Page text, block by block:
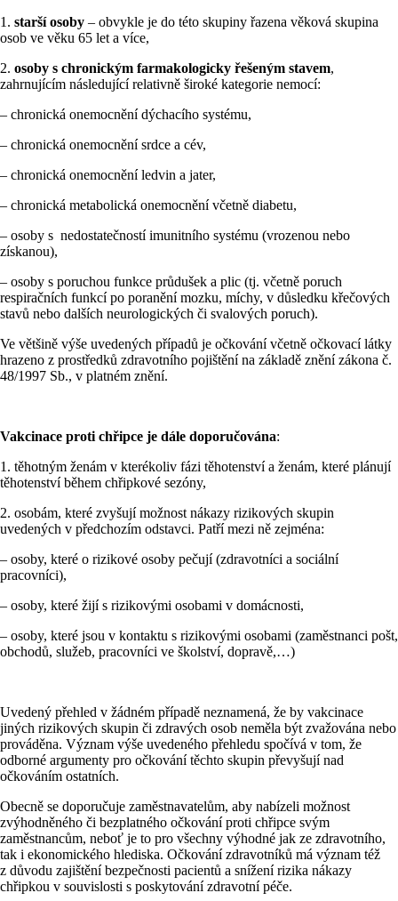
1. starší osoby – obvykle je do této skupiny řazena věková skupina
osob ve věku 65 let a více,
2. osoby s chronickým farmakologicky řešeným stavem,
zahrnujícím následující relativně široké kategorie nemocí:
– chronická onemocnění dýchacího systému,
– chronická onemocnění srdce a cév,
– chronická onemocnění ledvin a jater,
– chronická metabolická onemocnění včetně diabetu,
– osoby s nedostatečností imunitního systému (vrozenou nebo
získanou),
– osoby s poruchou funkce průdušek a plic (tj. včetně poruch
respiračních funkcí po poranění mozku, míchy, v důsledku křečových
stavů nebo dalších neurologických či svalových poruch).
Ve většině výše uvedených případů je očkování včetně očkovací látky
hrazeno z prostředků zdravotního pojištění na základě znění zákona č.
48/1997 Sb., v platném znění.
Vakcinace proti chřipce je dále doporučována:
1. těhotným ženám v kterékoliv fázi těhotenství a ženám, které plánují
těhotenství během chřipkové sezóny,
2. osobám, které zvyšují možnost nákazy rizikových skupin
uvedených v předchozím odstavci. Patří mezi ně zejména:
– osoby, které o rizikové osoby pečují (zdravotníci a sociální
pracovníci),
– osoby, které žijí s rizikovými osobami v domácnosti,
– osoby, které jsou v kontaktu s rizikovými osobami (zaměstnanci pošt,
obchodů, služeb, pracovníci ve školství, dopravě,…)
Uvedený přehled v žádném případě neznamená, že by vakcinace
jiných rizikových skupin či zdravých osob neměla být zvažována nebo
prováděna. Význam výše uvedeného přehledu spočívá v tom, že
odborné argumenty pro očkování těchto skupin převyšují nad
očkováním ostatních.
Obecně se doporučuje zaměstnavatelům, aby nabízeli možnost
zvýhodněného či bezplatného očkování proti chřipce svým
zaměstnancům, neboť je to pro všechny výhodné jak ze zdravotního,
tak i ekonomického hlediska. Očkování zdravotníků má význam též
z důvodu zajištění bezpečnosti pacientů a snížení rizika nákazy
chřipkou v souvislosti s poskytování zdravotní péče.